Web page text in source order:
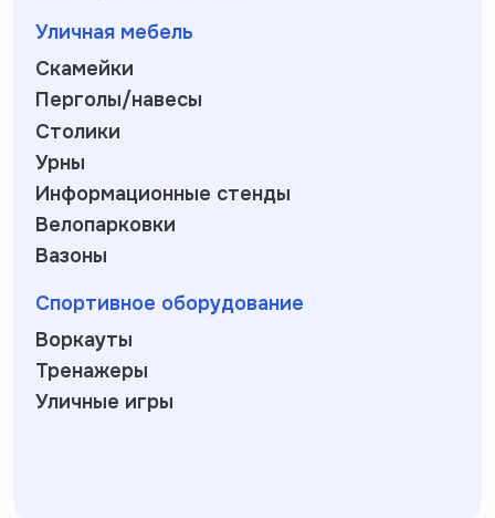
Уличная мебель
Скамейки
Перголы/навесы
Столики
Урны
Информационные стенды
Велопарковки
Вазоны
Спортивное оборудование
Воркауты
Тренажеры
Уличные игры